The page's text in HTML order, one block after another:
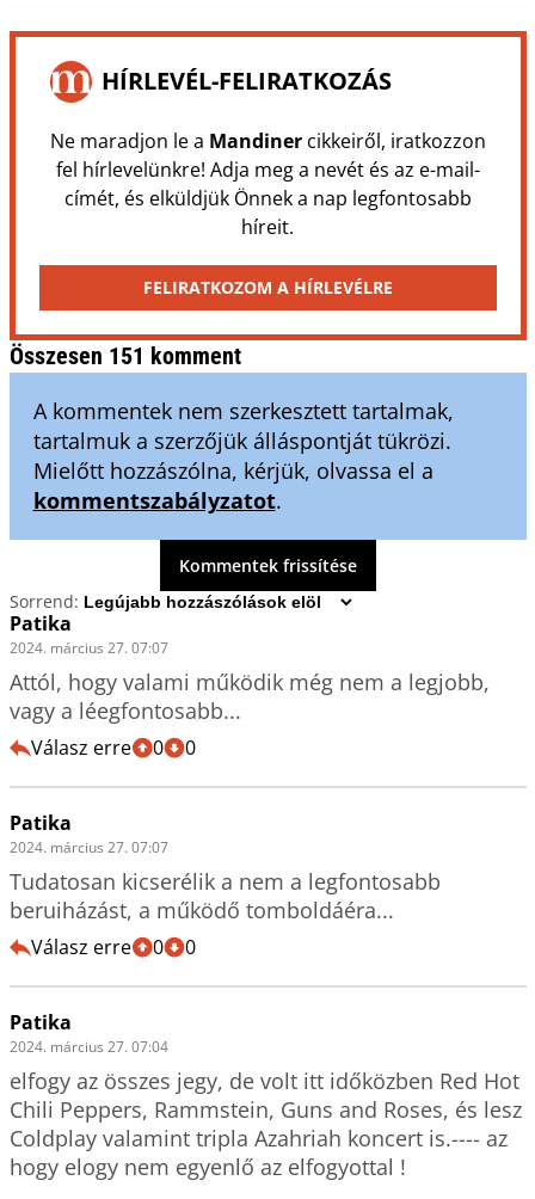
HÍRLEVÉL-FELIRATKOZÁS
Ne maradjon le a Mandinercikkeiről, iratkozzon
fel hírlevelünkre! Adja meg a nevét és az e-mail-
címét, és elküldjük Önnek a nap legfontosabb
híreit.
FELIRATKOZOM A HÍRLEVÉLRE
Összesen 151 komment
A kommentek nem szerkesztett tartalmak,
tartalmuk a szerzőjük álláspontját tükrözi.
Mielőtt hozzászólna, kérjük, olvassa el a
kommentszabályzatot.
Kommentek frissítése
Sorrend:
Patika
2024. március 27. 07:07
Attól, hogy valami működik még nem a legjobb,
vagy a léegfontosabb...
Válasz erre 0 0
Patika
2024. március 27. 07:07
Tudatosan kicserélik a nem a legfontosabb
beruiházást, a működő tomboldáéra...
Válasz erre 0 0
Patika
2024. március 27. 07:04
elfogy az összes jegy, de volt itt időközben Red Hot
Chili Peppers, Rammstein, Guns and Roses, és lesz
Coldplay valamint tripla Azahriah koncert is.---- az
hogy elogy nem egyenlő az elfogyottal !